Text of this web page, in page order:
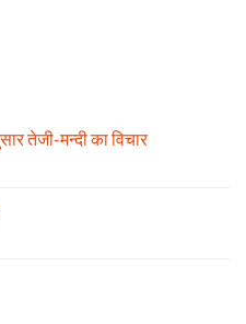
तेजी-मन्दी का विचार